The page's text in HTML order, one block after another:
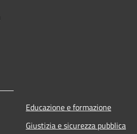
Educazione e formazione
Giustizia e sicurezza pubblica